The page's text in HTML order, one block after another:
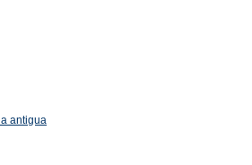
antigua